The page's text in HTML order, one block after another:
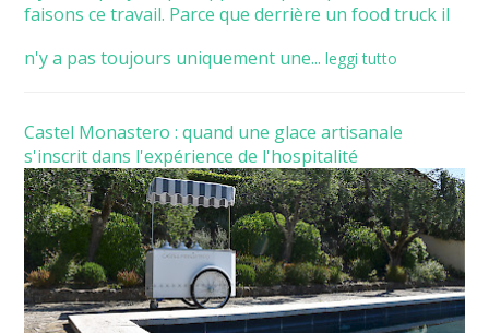
faisons ce travail. Parce que derrière un food truck il
n'y a pas toujours uniquement une... leggi tutto
Castel Monastero : quand une glace artisanale
s'inscrit dans l'expérience de l'hospitalité